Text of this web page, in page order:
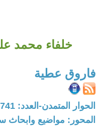
خلفاء محمد
فاروق عطية
الحوار المتمدن-العدد: 6741 - 2020 / 11 / 23 - 19:36
المحور: مواضيع وابحاث